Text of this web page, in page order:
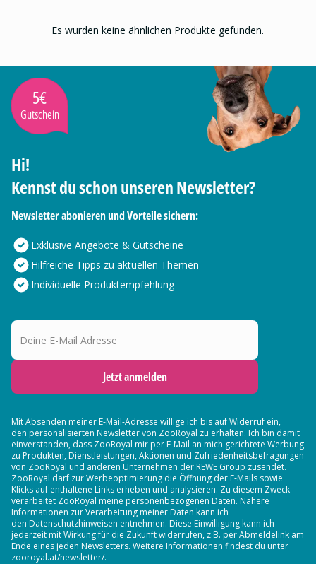
Es wurden keine ähnlichen Produkte gefunden.
5€
Gutschein
Hi!
Kennst du schon unseren Newsletter?
Newsletter abonieren und Vorteile sichern:
Exklusive Angebote & Gutscheine
Hilfreiche Tipps zu aktuellen Themen
Individuelle Produktempfehlung
Deine E-Mail Adresse
Jetzt anmelden
Mit Absenden meiner E-Mail-Adresse willige ich bis auf Widerruf ein,
den personalisierten Newslettervon ZooRoyal zu erhalten. Ich bin damit
einverstanden, dass ZooRoyal mir per E-Mail an mich gerichtete Werbung
zu Produkten, Dienstleistungen, Aktionen und Zufriedenheitsbefragungen
von ZooRoyal und anderen Unternehmen der REWE Group zusendet.
ZooRoyal darf zur Werbeoptimierung die Öffnung der E-Mails sowie
Klicks auf enthaltene Links erheben und analysieren. Zu diesem Zweck
verarbeitet ZooRoyal meine personenbezogenen Daten. Nähere
Informationen zur Verarbeitung meiner Daten kann ich
den Datenschutzhinweisen entnehmen. Diese Einwilligung kann ich
jederzeit mit Wirkung für die Zukunft widerrufen, z.B. per Abmeldelink am
Ende eines jeden Newsletters. Weitere Informationen findest du unter
zooroyal.at/newsletter/.